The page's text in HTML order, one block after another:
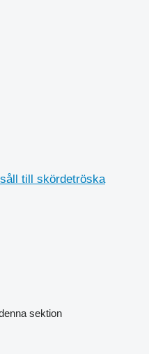
till skördetröska
sektion